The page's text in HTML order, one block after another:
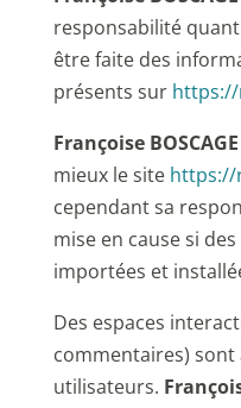
responsabilité
être faite des
présents sur
Françoise BOSCAGE
mieux le site https://
cependant sa
mise en cause si
importées et
Des espaces
commentaires)
utilisateurs.